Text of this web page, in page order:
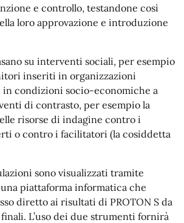
e controllo, testandone così
loro approvazione e introduzione
su interventi sociali, per esempio
inseriti in organizzazioni
condizioni socio-economiche a
di contrasto, per esempio la
risorse di indagine contro i
o contro i facilitatori (la cosiddetta
sono visualizzati tramite
piattaforma informatica che
diretto ai risultati di PROTON S da
L’uso dei due strumenti fornirà